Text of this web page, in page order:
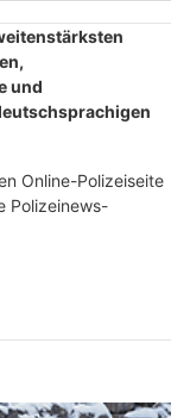
und
Online-Polizeiseite
Polizeinews-